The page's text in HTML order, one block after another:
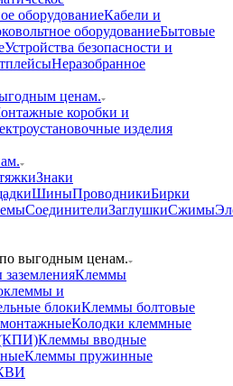
оборудованиеКабели и
оборудованиеБытовые
Устройства безопасности и
Неразобранное
ценам.
коробки и
изделия
Знаки
ШиныПроводникиБирки
СоединителиЗаглушкиСжимы
выгодным ценам.
Клеммы
и
блокиКлеммы болтовые
Колодки клеммные
Клеммы вводные
Клеммы пружинные